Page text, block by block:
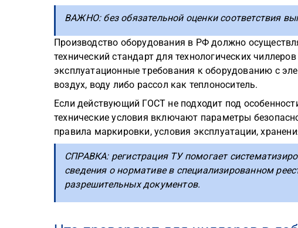
ВАЖНО: без обязательной оценки соответствия
Производство оборудования в РФ должно
технический стандарт для технологических
эксплуатационные требования к оборудованию с
воздух, воду либо рассол как теплоноситель.
Если действующий ГОСТ не подходит под
технические условия включают параметры
правила маркировки, условия эксплуатации,
СПРАВКА: регистрация ТУ помогает
сведения о нормативе в специализированном
разрешительных документов.